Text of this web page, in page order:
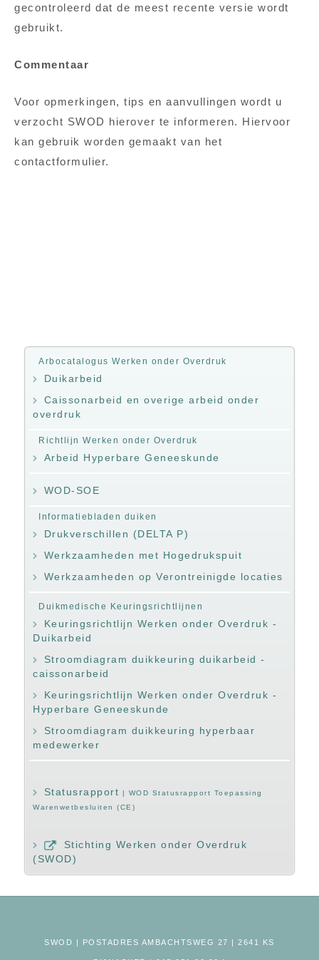
Arbocatalogus Werken onder Overdruk
Duikarbeid
Caissonarbeid en overige arbeid onder
overdruk
Richtlijn Werken onder Overdruk
Arbeid Hyperbare Geneeskunde
WOD-SOE
Informatiebladen duiken
Drukverschillen (DELTA P)
Werkzaamheden met Hogedrukspuit
Werkzaamheden op Verontreinigde locaties
Duikmedische Keuringsrichtlijnen
Keuringsrichtlijn Werken onder Overdruk -
Duikarbeid
Stroomdiagram duikkeuring duikarbeid -
caissonarbeid
Keuringsrichtlijn Werken onder Overdruk -
Hyperbare Geneeskunde
Stroomdiagram duikkeuring hyperbaar
medewerker
Statusrapport | WOD Statusrapport Toepassing
Warenwetbesluiten (CE)
Stichting Werken onder Overdruk
(SWOD)
gecontroleerd dat de meest recente versie wordt
gebruikt.
Commentaar
Voor opmerkingen, tips en aanvullingen wordt u
verzocht SWOD hierover te informeren. Hiervoor
kan gebruik worden gemaakt van het
contactformulier.
SWOD | POSTADRES AMBACHTSWEG 27 | 2641 KS